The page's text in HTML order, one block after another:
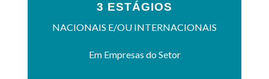
3 ESTÁGIOS
NACIONAIS E/OU INTERNACIONAIS
Em Empresas do Setor